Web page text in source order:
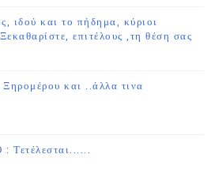
ιδού και το πήδημα, κύριοι
επιτέλους ,τη θέση σας
και ..άλλα τινα